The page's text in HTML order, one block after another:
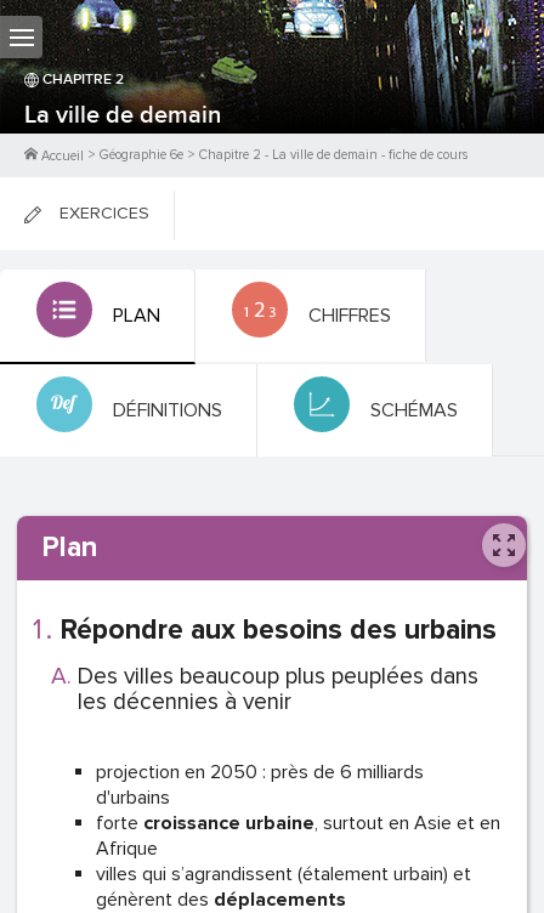
CHAPITRE2
La ville de demain
Accueil > Géographie 6e > Chapitre 2 - La ville de demain - fiche de cours
EXERCICES
FICHES DE COURS
PLAN CHIFFRES
DÉFINITIONS SCHÉMAS
Plan
Répondre aux besoins des urbains
Des villes beaucoup plus peuplées dans
les décennies à venir
projection en 2050 : près de 6 milliards
d'urbains
forte croissance urbaine, surtout en Asie et en
Afrique
villes qui s’agrandissent (étalement urbain) et
génèrent des déplacements